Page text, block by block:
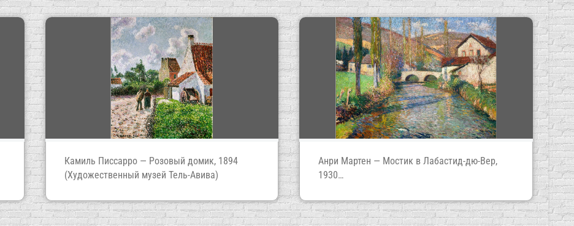
Камиль Писсарро — Розовый домик, 1894
(Художественный музей Тель-Авива)
Анри Мартен — Мостик в Лабастид-дю-Вер,
1930